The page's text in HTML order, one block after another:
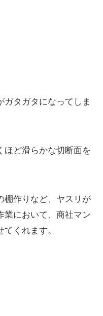
タガタになってしま
ほど滑らかな切断面を
棚作りなど、ヤスリが
業において、商社マン
くれます。